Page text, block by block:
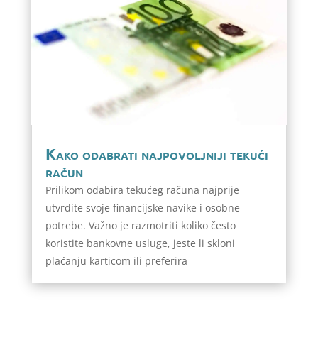
Kako odabrati najpovoljniji tekući
račun
Prilikom odabira tekućeg računa najprije
utvrdite svoje financijske navike i osobne
potrebe. Važno je razmotriti koliko često
koristite bankovne usluge, jeste li skloni
plaćanju karticom ili preferira